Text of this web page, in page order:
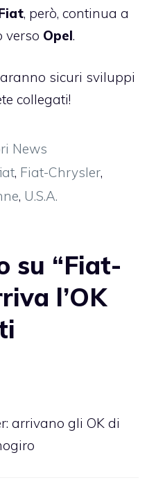
, però, continua a
verso Opel.
sicuri sviluppi
collegati!
News
, Fiat-Chrysler,
, U.S.A.
su “Fiat-
l’OK
arrivano gli OK di